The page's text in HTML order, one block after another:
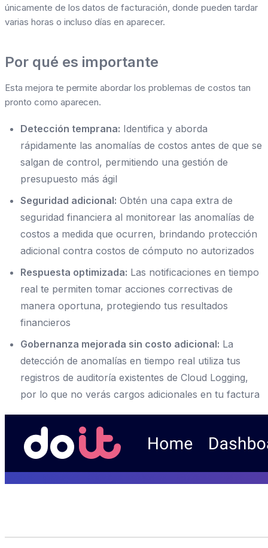
únicamente de los datos de facturación, donde pueden tardar
varias horas o incluso días en aparecer.
Por qué es importante
Esta mejora te permite abordar los problemas de costos tan
pronto como aparecen.
Detección temprana: Identifica y aborda
rápidamente las anomalías de costos antes de que se
salgan de control, permitiendo una gestión de
presupuesto más ágil
Seguridad adicional: Obtén una capa extra de
seguridad financiera al monitorear las anomalías de
costos a medida que ocurren, brindando protección
adicional contra costos de cómputo no autorizados
Respuesta optimizada: Las notificaciones en tiempo
real te permiten tomar acciones correctivas de
manera oportuna, protegiendo tus resultados
financieros
Gobernanza mejorada sin costo adicional: La
detección de anomalías en tiempo real utiliza tus
registros de auditoría existentes de Cloud Logging,
por lo que no verás cargos adicionales en tu factura